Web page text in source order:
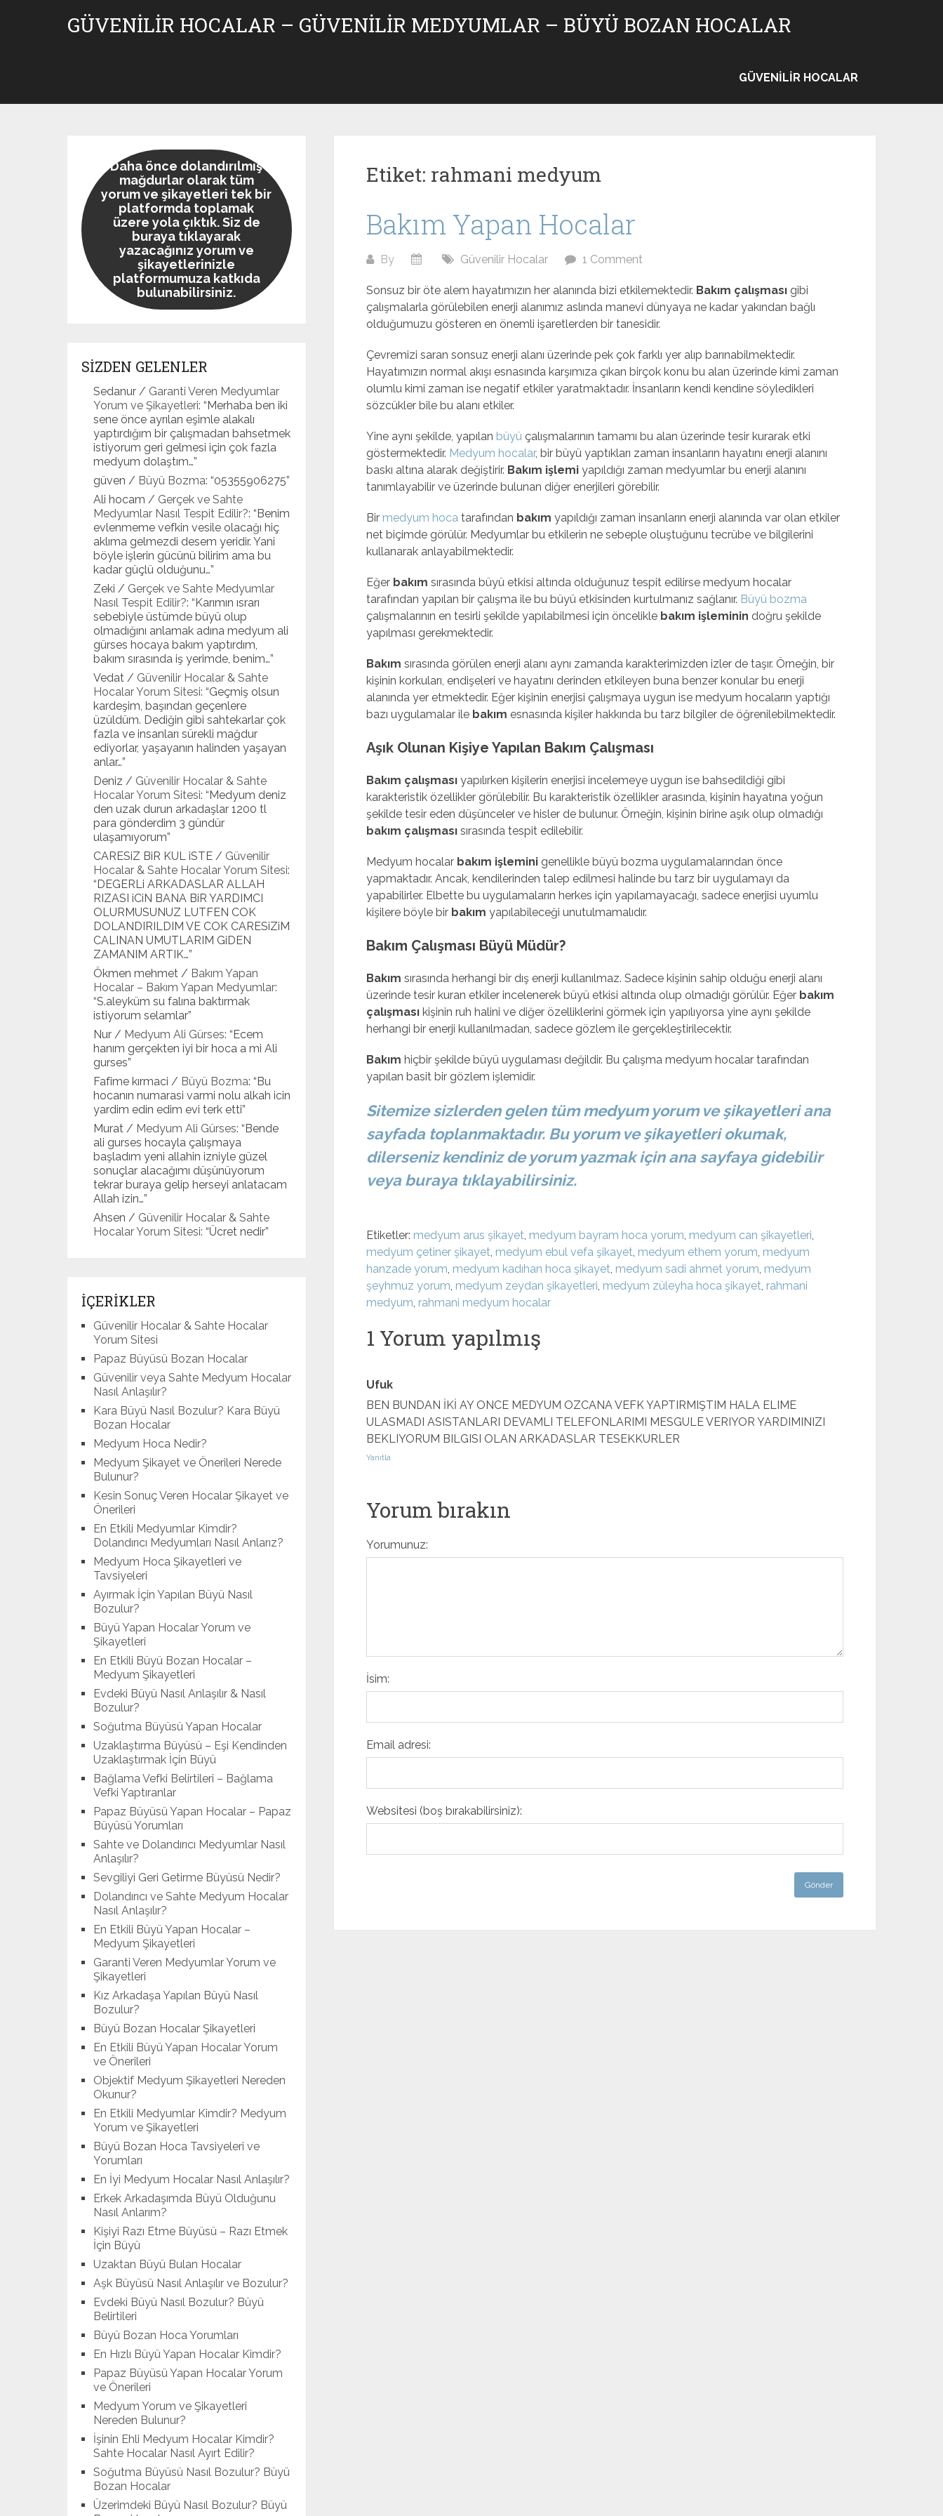
GÜVENILIR HOCALAR – GÜVENILIR MEDYUMLAR – BÜYÜ BOZAN HOCALAR
GÜVENILIR HOCALAR
Etiket: rahmani medyum
Bakım Yapan Hocalar
By Güvenilir Hocalar 1 Comment
Sonsuz bir öte alem hayatımızın her alanında bizi etkilemektedir. Bakım çalışması gibi
çalışmalarla görülebilen enerji alanımız aslında manevi dünyaya ne kadar yakından bağlı
olduğumuzu gösteren en önemli işaretlerden bir tanesidir.
Çevremizi saran sonsuz enerji alanı üzerinde pek çok farklı yer alıp barınabilmektedir.
Hayatımızın normal akışı esnasında karşımıza çıkan birçok konu bu alan üzerinde kimi zaman
olumlu kimi zaman ise negatif etkiler yaratmaktadır. İnsanların kendi kendine söyledikleri
sözcükler bile bu alanı etkiler.
Yine aynı şekilde, yapılan büyü çalışmalarının tamamı bu alan üzerinde tesir kurarak etki
göstermektedir. Medyum hocalar, bir büyü yaptıkları zaman insanların hayatını enerji alanını
baskı altına alarak değiştirir. Bakım işlemi yapıldığı zaman medyumlar bu enerji alanını
tanımlayabilir ve üzerinde bulunan diğer enerjileri görebilir.
Bir medyum hoca tarafından bakım yapıldığı zaman insanların enerji alanında var olan etkiler
net biçimde görülür. Medyumlar bu etkilerin ne sebeple oluştuğunu tecrübe ve bilgilerini
kullanarak anlayabilmektedir.
Eğer bakım sırasında büyü etkisi altında olduğunuz tespit edilirse medyum hocalar
tarafından yapılan bir çalışma ile bu büyü etkisinden kurtulmanız sağlanır. Büyü bozma
çalışmalarının en tesirli şekilde yapılabilmesi için öncelikle bakım işleminin doğru şekilde
yapılması gerekmektedir.
Bakım sırasında görülen enerji alanı aynı zamanda karakterimizden izler de taşır. Örneğin, bir
kişinin korkuları, endişeleri ve hayatını derinden etkileyen buna benzer konular bu enerji
alanında yer etmektedir. Eğer kişinin enerjisi çalışmaya uygun ise medyum hocaların yaptığı
bazı uygulamalar ile bakım esnasında kişiler hakkında bu tarz bilgiler de öğrenilebilmektedir.
Aşık Olunan Kişiye Yapılan Bakım Çalışması
Bakım çalışması yapılırken kişilerin enerjisi incelemeye uygun ise bahsedildiği gibi
karakteristik özellikler görülebilir. Bu karakteristik özellikler arasında, kişinin hayatına yoğun
şekilde tesir eden düşünceler ve hisler de bulunur. Örneğin, kişinin birine aşık olup olmadığı
bakım çalışması sırasında tespit edilebilir.
Medyum hocalar bakım işlemini genellikle büyü bozma uygulamalarından önce
yapmaktadır. Ancak, kendilerinden talep edilmesi halinde bu tarz bir uygulamayı da
yapabilirler. Elbette bu uygulamaların herkes için yapılamayacağı, sadece enerjisi uyumlu
kişilere böyle bir bakım yapılabileceği unutulmamalıdır.
Bakım Çalışması Büyü Müdür?
Bakım sırasında herhangi bir dış enerji kullanılmaz. Sadece kişinin sahip olduğu enerji alanı
üzerinde tesir kuran etkiler incelenerek büyü etkisi altında olup olmadığı görülür. Eğer bakım
çalışması kişinin ruh halini ve diğer özelliklerini görmek için yapılıyorsa yine aynı şekilde
herhangi bir enerji kullanılmadan, sadece gözlem ile gerçekleştirilecektir.
Bakım hiçbir şekilde büyü uygulaması değildir. Bu çalışma medyum hocalar tarafından
yapılan basit bir gözlem işlemidir.
Sitemize sizlerden gelen tüm medyum yorum ve şikayetleri ana
sayfada toplanmaktadır. Bu yorum ve şikayetleri okumak,
dilerseniz kendiniz de yorum yazmak için ana sayfaya gidebilir
veya buraya tıklayabilirsiniz.
Etiketler: medyum arus şikayet, medyum bayram hoca yorum, medyum can şikayetleri,
medyum çetiner şikayet, medyum ebul vefa şikayet, medyum ethem yorum, medyum
hanzade yorum, medyum kadıhan hoca şikayet, medyum sadi ahmet yorum, medyum
şeyhmuz yorum, medyum zeydan şikayetleri, medyum züleyha hoca şikayet, rahmani
medyum, rahmani medyum hocalar
1 Yorum yapılmış
Ufuk
BEN BUNDAN İKİ AY ONCE MEDYUM OZCANA VEFK YAPTIRMIŞTIM HALA ELIME
ULASMADI ASISTANLARI DEVAMLI TELEFONLARIMI MESGULE VERIYOR YARDIMINIZI
BEKLIYORUM BILGISI OLAN ARKADASLAR TESEKKURLER
Yanıtla
Yorum bırakın
Yorumunuz:
İsim:
Email adresi:
Websitesi (boş bırakabilirsiniz):
Daha önce dolandırılmış
mağdurlar olarak tüm
yorum ve şikayetleri tek bir
platformda toplamak
üzere yola çıktık. Siz de
buraya tıklayarak
yazacağınız yorum ve
şikayetlerinizle
platformumuza katkıda
bulunabilirsiniz.
SİZDEN GELENLER
Sedanur / Garanti Veren Medyumlar
Yorum ve Şikayetleri: “Merhaba ben iki
sene önce ayrılan eşimle alakalı
yaptırdığım bir çalışmadan bahsetmek
istiyorum geri gelmesi için çok fazla
medyum dolaştım…”
güven / Büyü Bozma: “05355906275”
Ali hocam / Gerçek ve Sahte
Medyumlar Nasıl Tespit Edilir?: “Benim
evlenmeme vefkin vesile olacağı hiç
aklıma gelmezdi desem yeridir. Yani
böyle işlerin gücünü bilirim ama bu
kadar güçlü olduğunu…”
Zeki / Gerçek ve Sahte Medyumlar
Nasıl Tespit Edilir?: “Karımın ısrarı
sebebiyle üstümde büyü olup
olmadığını anlamak adına medyum ali
gürses hocaya bakım yaptırdım,
bakım sırasında iş yerimde, benim…”
Vedat / Güvenilir Hocalar & Sahte
Hocalar Yorum Sitesi: “Geçmiş olsun
kardeşim, başından geçenlere
üzüldüm. Dediğin gibi sahtekarlar çok
fazla ve insanları sürekli mağdur
ediyorlar, yaşayanın halinden yaşayan
anlar…”
Deniz / Güvenilir Hocalar & Sahte
Hocalar Yorum Sitesi: “Medyum deniz
den uzak durun arkadaşlar 1200 tl
para gönderdim 3 gündür
ulaşamıyorum”
CARESiZ BiR KUL iSTE / Güvenilir
Hocalar & Sahte Hocalar Yorum Sitesi:
“DEGERLi ARKADASLAR ALLAH
RIZASI iCiN BANA BiR YARDIMCI
OLURMUSUNUZ LUTFEN COK
DOLANDIRILDIM VE COK CARESiZiM
CALINAN UMUTLARIM GiDEN
ZAMANIM ARTIK…”
Ökmen mehmet / Bakım Yapan
Hocalar – Bakım Yapan Medyumlar:
“S.aleyküm su falına baktırmak
istiyorum selamlar”
Nur / Medyum Ali Gürses: “Ecem
hanım gerçekten iyi bir hoca a mi Ali
gurses”
Fafime kırmaci / Büyü Bozma: “Bu
hocanın numarasi varmi nolu alkah icin
yardim edin edim evi terk etti”
Murat / Medyum Ali Gürses: “Bende
ali gurses hocayla çalışmaya
başladım yeni allahin izniyle güzel
sonuçlar alacağımı düşünüyorum
tekrar buraya gelip herseyi anlatacam
Allah izin…”
Ahsen / Güvenilir Hocalar & Sahte
Hocalar Yorum Sitesi: “Ücret nedir”
İÇERİKLER
Güvenilir Hocalar & Sahte Hocalar
Yorum Sitesi
Papaz Büyüsü Bozan Hocalar
Güvenilir veya Sahte Medyum Hocalar
Nasıl Anlaşılır?
Kara Büyü Nasıl Bozulur? Kara Büyü
Bozan Hocalar
Medyum Hoca Nedir?
Medyum Şikayet ve Önerileri Nerede
Bulunur?
Kesin Sonuç Veren Hocalar Şikayet ve
Önerileri
En Etkili Medyumlar Kimdir?
Dolandırıcı Medyumları Nasıl Anlarız?
Medyum Hoca Şikayetleri ve
Tavsiyeleri
Ayırmak İçin Yapılan Büyü Nasıl
Bozulur?
Büyü Yapan Hocalar Yorum ve
Şikayetleri
En Etkili Büyü Bozan Hocalar –
Medyum Şikayetleri
Evdeki Büyü Nasıl Anlaşılır & Nasıl
Bozulur?
Soğutma Büyüsü Yapan Hocalar
Uzaklaştırma Büyüsü – Eşi Kendinden
Uzaklaştırmak İçin Büyü
Bağlama Vefki Belirtileri – Bağlama
Vefki Yaptıranlar
Papaz Büyüsü Yapan Hocalar – Papaz
Büyüsü Yorumları
Sahte ve Dolandırıcı Medyumlar Nasıl
Anlaşılır?
Sevgiliyi Geri Getirme Büyüsü Nedir?
Dolandırıcı ve Sahte Medyum Hocalar
Nasıl Anlaşılır?
En Etkili Büyü Yapan Hocalar –
Medyum Şikayetleri
Garanti Veren Medyumlar Yorum ve
Şikayetleri
Kız Arkadaşa Yapılan Büyü Nasıl
Bozulur?
Büyü Bozan Hocalar Şikayetleri
En Etkili Büyü Yapan Hocalar Yorum
ve Önerileri
Objektif Medyum Şikayetleri Nereden
Okunur?
En Etkili Medyumlar Kimdir? Medyum
Yorum ve Şikayetleri
Büyü Bozan Hoca Tavsiyeleri ve
Yorumları
En İyi Medyum Hocalar Nasıl Anlaşılır?
Erkek Arkadaşımda Büyü Olduğunu
Nasıl Anlarım?
Kişiyi Razı Etme Büyüsü – Razı Etmek
İçin Büyü
Uzaktan Büyü Bulan Hocalar
Aşk Büyüsü Nasıl Anlaşılır ve Bozulur?
Evdeki Büyü Nasıl Bozulur? Büyü
Belirtileri
Büyü Bozan Hoca Yorumları
En Hızlı Büyü Yapan Hocalar Kimdir?
Papaz Büyüsü Yapan Hocalar Yorum
ve Önerileri
Medyum Yorum ve Şikayetleri
Nereden Bulunur?
İşinin Ehli Medyum Hocalar Kimdir?
Sahte Hocalar Nasıl Ayırt Edilir?
Soğutma Büyüsü Nasıl Bozulur? Büyü
Bozan Hocalar
Üzerimdeki Büyü Nasıl Bozulur? Büyü